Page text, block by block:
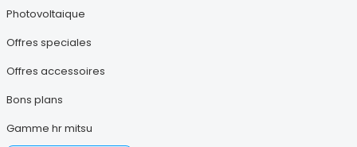
Photovoltaique
Offres speciales
Offres accessoires
Bons plans
Gamme hr mitsu